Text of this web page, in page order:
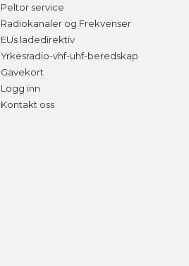
Peltor service
Radiokanaler og Frekvenser
EUs ladedirektiv
Yrkesradio-vhf-uhf-beredskap
Gavekort
Logg inn
Kontakt oss